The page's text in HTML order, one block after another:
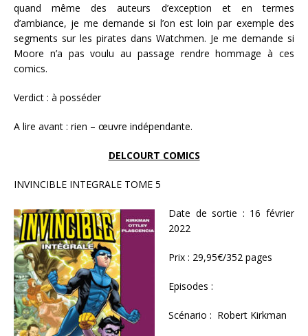
quand même des auteurs d’exception et en termes
d’ambiance, je me demande si l’on est loin par exemple des
segments sur les pirates dans Watchmen. Je me demande si
Moore n’a pas voulu au passage rendre hommage à ces
comics.
Verdict : à posséder
A lire avant : rien – œuvre indépendante.
DELCOURT COMICS
INVINCIBLE INTEGRALE TOME 5
Date de sortie : 16 février
2022
Prix : 29,95€/352 pages
Episodes :
Scénario : Robert Kirkman